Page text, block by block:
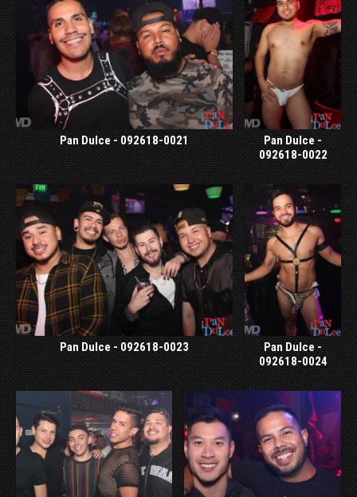
Pan Dulce - 092618-0021
Pan Dulce -
092618-0022
Pan Dulce - 092618-0023
Pan Dulce -
092618-0024